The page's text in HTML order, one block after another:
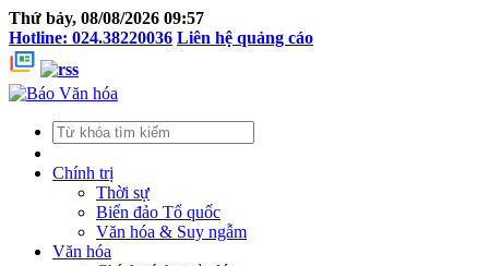
Thứ bảy, 08/08/2026 09:57
Hotline: 024.38220036 Liên hệ quảng cáo
Chính trị
Thời sự
Biển đảo Tổ quốc
Văn hóa & Suy ngẫm
Văn hóa